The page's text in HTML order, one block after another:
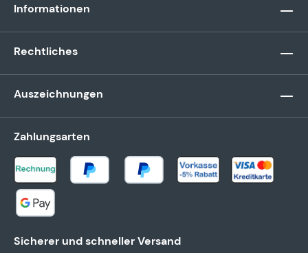
Informationen
Rechtliches
Auszeichnungen
Zahlungsarten
Sicherer und schneller Versand